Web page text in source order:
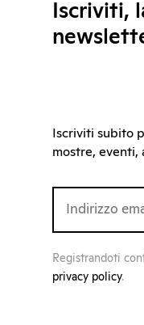
Iscriviti,
Iscriviti subito
mostre, eventi,
Registrandoti
privacy policy.